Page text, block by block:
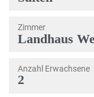
Zimmer
Anzahl Erwachsene